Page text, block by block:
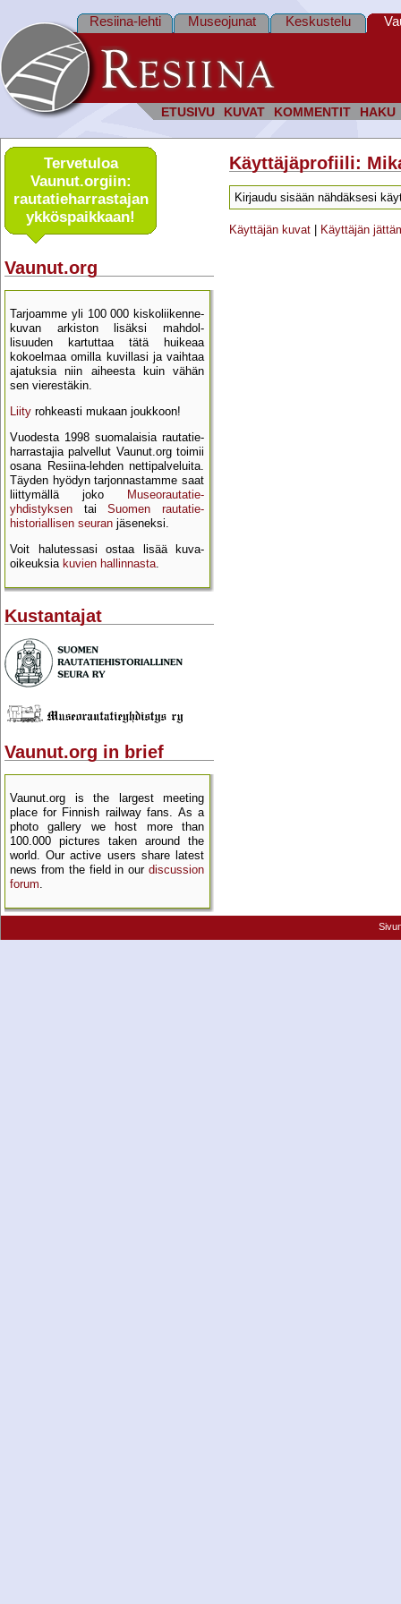
ETUSIVU KUVAT KOMMENTIT HAKU
Resiina-lehti Museojunat Keskustelu
Tervetuloa
Vaunut.orgiin:
rautatie­harrastajan
ykkös­paikkaan!
Vaunut.org
Tarjoamme yli 100 000 kisko­liikenne­
kuvan arkiston lisäksi mahdol­
lisuuden kartu­ttaa tätä huikeaa
kokoelmaa omilla kuvillasi ja vaihtaa
ajatuksia niin aiheesta kuin vähän
sen vierestäkin.
Liity rohkeasti mukaan joukkoon!
Vuodesta 1998 suomalaisia rautatie­
harrastajia palvellut Vaunut.org toimii
osana Resiina-lehden netti­palveluita.
Täyden hyödyn tarjon­nastamme saat
liittymällä joko
Museo­rautatie­
yhdistyksen tai Suomen rautatie­
historial­lisen seuran jäseneksi.
Voit halutessasi ostaa lisää kuva­
oikeuksia kuvien hallinnasta.
Kustantajat
Vaunut.org in brief
Vaunut.org is the largest meeting
place for Finnish railway fans. As a
photo gallery we host more than
100.000 pictures taken around the
world. Our active users share latest
news from the field in our discussion
forum
Käyttäjäprofiili:
Kirjaudu sisään nähdäksesi
Käyttäjän kuvat Käyttäjän